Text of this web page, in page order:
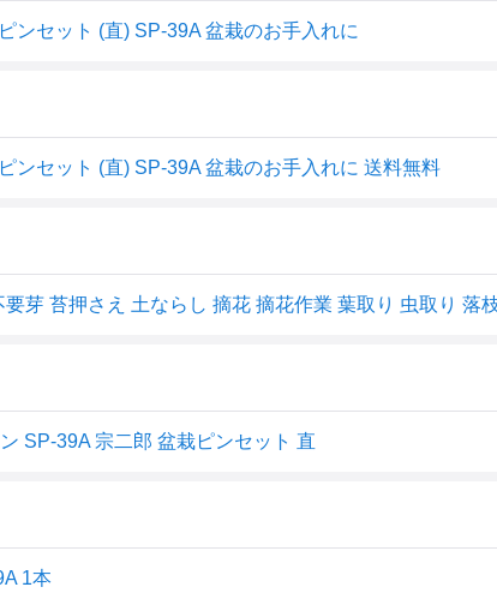
ンセット (直) SP-39A 盆栽のお手入れに
ンセット (直) SP-39A 盆栽のお手入れに 送料無料
SP-39A 宗二郎 盆栽ピンセット 直
1本